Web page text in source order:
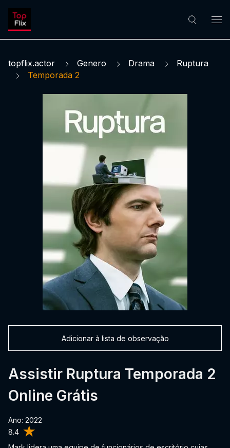
topflix.actor Genero Drama
Ruptura
Temporada 2
8.4
Assistir Ruptura Temporada 2
Online Grátis
Ano: 2022
Adicionar à lista de observação